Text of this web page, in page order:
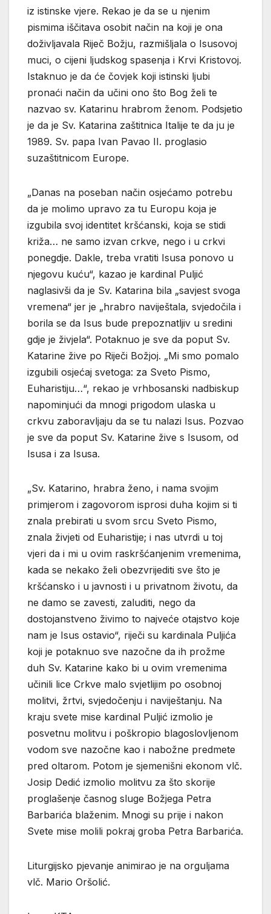
iz istinske vjere. Rekao je da se u njenim
pismima iščitava osobit način na koji je ona
doživljavala Riječ Božju, razmišljala o Isusovoj
muci, o cijeni ljudskog spasenja i Krvi Kristovoj.
Istaknuo je da će čovjek koji istinski ljubi
pronaći način da učini ono što Bog želi te
nazvao sv. Katarinu hrabrom ženom. Podsjetio
je da je Sv. Katarina zaštitnica Italije te da ju je
1989. Sv. papa Ivan Pavao II. proglasio
suzaštitnicom Europe.
„Danas na poseban način osjećamo potrebu
da je molimo upravo za tu Europu koja je
izgubila svoj identitet kršćanski, koja se stidi
križa… ne samo izvan crkve, nego i u crkvi
ponegdje. Dakle, treba vratiti Isusa ponovo u
njegovu kuću“, kazao je kardinal Puljić
naglasivši da je Sv. Katarina bila „savjest svoga
vremena“ jer je „hrabro naviještala, svjedočila i
borila se da Isus bude prepoznatljiv u sredini
gdje je živjela“. Potaknuo je sve da poput Sv.
Katarine žive po Riječi Božjoj. „Mi smo pomalo
izgubili osjećaj svetoga: za Sveto Pismo,
Euharistiju…“, rekao je vrhbosanski nadbiskup
napominjući da mnogi prigodom ulaska u
crkvu zaboravljaju da se tu nalazi Isus. Pozvao
je sve da poput Sv. Katarine žive s Isusom, od
Isusa i za Isusa.
„Sv. Katarino, hrabra ženo, i nama svojim
primjerom i zagovorom isprosi duha kojim si ti
znala prebirati u svom srcu Sveto Pismo,
znala živjeti od Euharistije; i nas utvrdi u toj
vjeri da i mi u ovim raskršćanjenim vremenima,
kada se nekako želi obezvrijediti sve što je
kršćansko i u javnosti i u privatnom životu, da
ne damo se zavesti, zaluditi, nego da
dostojanstveno živimo to najveće otajstvo koje
nam je Isus ostavio“, riječi su kardinala Puljića
koji je potaknuo sve nazočne da ih prožme
duh Sv. Katarine kako bi u ovim vremenima
učinili lice Crkve malo svjetlijim po osobnoj
molitvi, žrtvi, svjedočenju i naviještanju. Na
kraju svete mise kardinal Puljić izmolio je
posvetnu molitvu i poškropio blagoslovljenom
vodom sve nazočne kao i nabožne predmete
pred oltarom. Potom je sjemenišni ekonom vlč.
Josip Dedić izmolio molitvu za što skorije
proglašenje časnog sluge Božjega Petra
Barbarića blaženim. Mnogi su prije i nakon
Svete mise molili pokraj groba Petra Barbarića.
Liturgijsko pjevanje animirao je na orguljama
vlč. Mario Oršolić.